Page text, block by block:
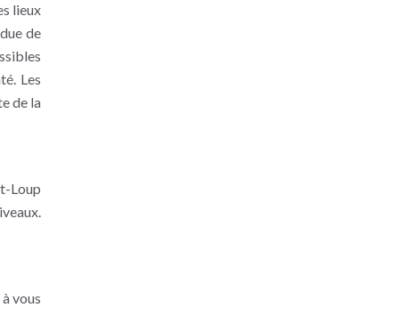
lieux
de
Les
de la
Loup
vous